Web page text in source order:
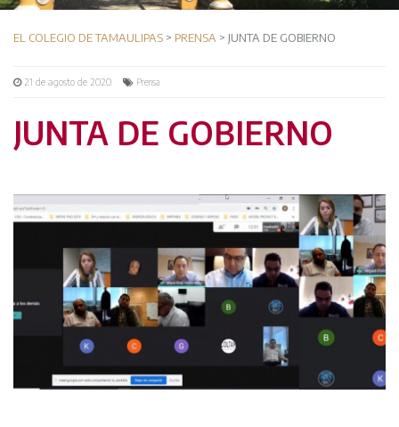
EL COLEGIO DE TAMAULIPAS > PRENSA > JUNTA DE GOBIERNO
21 de agosto de 2020 Prensa
JUNTA DE GOBIERNO